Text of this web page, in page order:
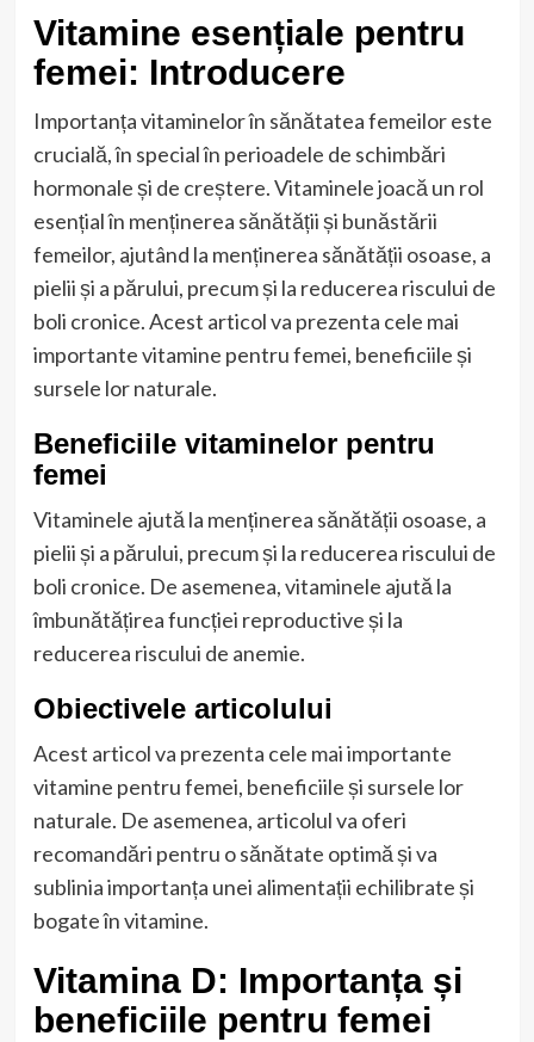
Vitamine esențiale pentru
femei: Introducere
Importanța vitaminelor în sănătatea femeilor este
crucială, în special în perioadele de schimbări
hormonale și de creștere. Vitaminele joacă un rol
esențial în menținerea sănătății și bunăstării
femeilor, ajutând la menținerea sănătății osoase, a
pielii și a părului, precum și la reducerea riscului de
boli cronice. Acest articol va prezenta cele mai
importante vitamine pentru femei, beneficiile și
sursele lor naturale.
Beneficiile vitaminelor pentru
femei
Vitaminele ajută la menținerea sănătății osoase, a
pielii și a părului, precum și la reducerea riscului de
boli cronice. De asemenea, vitaminele ajută la
îmbunătățirea funcției reproductive și la
reducerea riscului de anemie.
Obiectivele articolului
Acest articol va prezenta cele mai importante
vitamine pentru femei, beneficiile și sursele lor
naturale. De asemenea, articolul va oferi
recomandări pentru o sănătate optimă și va
sublinia importanța unei alimentații echilibrate și
bogate în vitamine.
Vitamina D: Importanța și
beneficiile pentru femei